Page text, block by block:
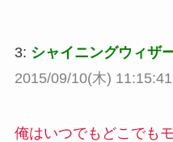
3: シャイニングウィザ
2015/09/10(木)
俺はいつでもどこでも